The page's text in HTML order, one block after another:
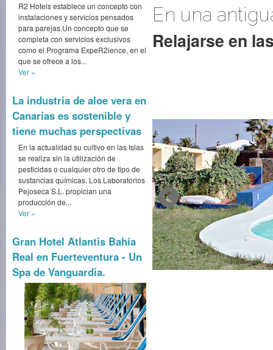
R2 Hotels establece un concepto con
instalaciones y servicios pensados
para parejas.Un concepto que se
completa con servicios exclusivos
como el Programa ExpeR2ience, en el
que se ofrece a los...
Ver »
La industria de aloe vera en
Canarias es sostenible y
tiene muchas perspectivas
En la actualidad su cultivo en las Islas
se realiza sin la utilización de
pesticidas o cualquier otro de tipo de
sustancias químicas. Los Laboratorios
Pejoseca S.L. propician una
producción de...
Ver »
Gran Hotel Atlantis Bahía
Real en Fuerteventura - Un
Spa de Vanguardia.
En una
Relajarse en